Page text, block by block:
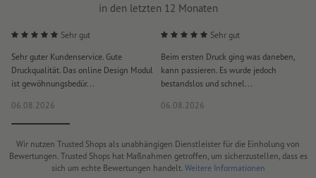
in den letzten 12 Monaten
Sehr gut
Sehr guter Kundenservice. Gute
Druckqualität. Das online Design Modul
ist gewöhnungsbedür...
06.08.2026
Sehr gut
Beim ersten Druck ging was daneben,
kann passieren. Es wurde jedoch
bestandslos und schnel...
06.08.2026
Wir nutzen Trusted Shops als unabhängigen Dienstleister für die Einholung von
Bewertungen. Trusted Shops hat Maßnahmen getroffen, um sicherzustellen, dass es
sich um echte Bewertungen handelt. Weitere Informationen